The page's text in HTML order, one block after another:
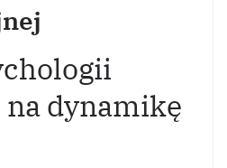
na dynamikę